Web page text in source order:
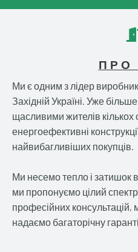
ПРО
Ми є одним з лідер
Західній Україні. Уже
щасливими жителів
енергоефективні
найвибагливіших покупців.
Ми несемо тепло і
ми пропонуємо цілий
професійних консультацій,
надаємо багаторічну